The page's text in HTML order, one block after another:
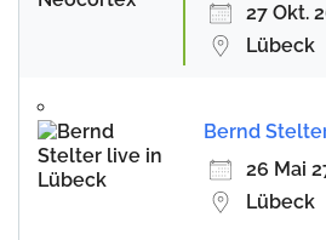
27 Okt.
Lübeck
Bernd
26 Mai
Lübeck